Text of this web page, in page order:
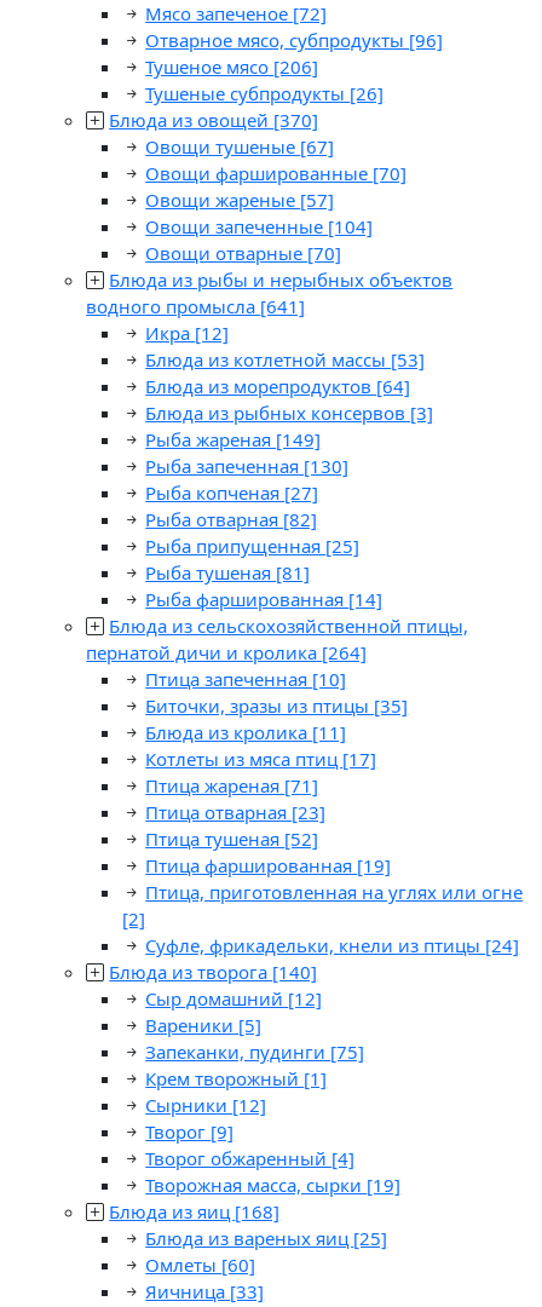
Мясо запеченое [72]
Отварное мясо, субпродукты [96]
Тушеное мясо [206]
Тушеные субпродукты [26]
Блюда из овощей [370]
Овощи тушеные [67]
Овощи фаршированные [70]
Овощи жареные [57]
Овощи запеченные [104]
Овощи отварные [70]
Блюда из рыбы и нерыбных объектов
водного промысла [641]
Икра [12]
Блюда из котлетной массы [53]
Блюда из морепродуктов [64]
Блюда из рыбных консервов [3]
Рыба жареная [149]
Рыба запеченная [130]
Рыба копченая [27]
Рыба отварная [82]
Рыба припущенная [25]
Рыба тушеная [81]
Рыба фаршированная [14]
Блюда из сельскохозяйственной птицы,
пернатой дичи и кролика [264]
Птица запеченная [10]
Биточки, зразы из птицы [35]
Блюда из кролика [11]
Котлеты из мяса птиц [17]
Птица жареная [71]
Птица отварная [23]
Птица тушеная [52]
Птица фаршированная [19]
Птица, приготовленная на углях или огне
[2]
Суфле, фрикадельки, кнели из птицы [24]
Блюда из творога [140]
Сыр домашний [12]
Вареники [5]
Запеканки, пудинги [75]
Крем творожный [1]
Сырники [12]
Творог [9]
Творог обжаренный [4]
Творожная масса, сырки [19]
Блюда из яиц [168]
Блюда из вареных яиц [25]
Омлеты [60]
Яичница [33]